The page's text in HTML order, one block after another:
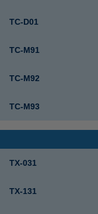
TC-D01
TC-M91
TC-M92
TC-M93
TX-031
TX-131